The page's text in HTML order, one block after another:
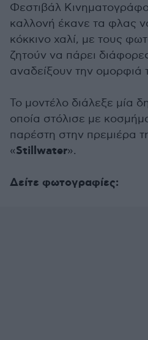
Φεστιβάλ
καλλονή έκανε τα φλας
κόκκινο χαλί, με τους
ζητούν να πάρει
αναδείξουν την ομορφιά
Το μοντέλο διάλεξε μία
οποία στόλισε με
παρέστη στην πρεμιέρα
«Stillwater».
Δείτε φωτογραφίες: